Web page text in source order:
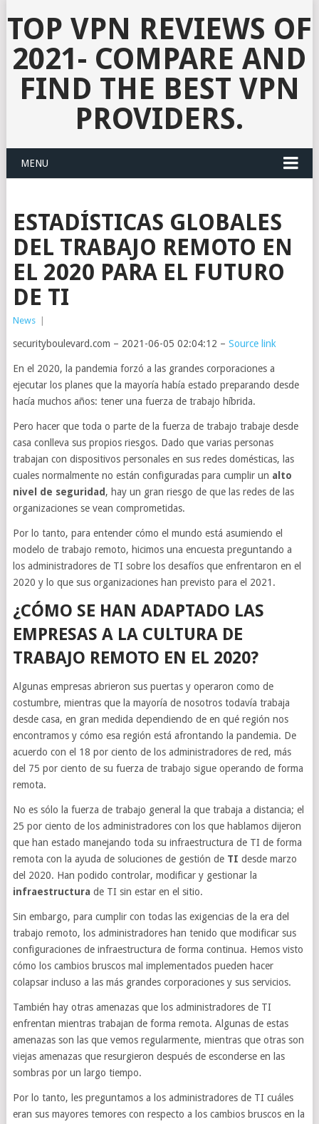
TOP VPN REVIEWS OF
2021- COMPARE AND
FIND THE BEST VPN
PROVIDERS.
MENU
ESTADÍSTICAS GLOBALES
DEL TRABAJO REMOTO EN
EL 2020 PARA EL FUTURO
DE TI
News
securityboulevard.com – 2021-06-05 02:04:12 – Source link
En el 2020, la pandemia forzó a las grandes corporaciones a
ejecutar los planes que la mayoría había estado preparando desde
hacía muchos años: tener una fuerza de trabajo híbrida.
Pero hacer que toda o parte de la fuerza de trabajo trabaje desde
casa conlleva sus propios riesgos. Dado que varias personas
trabajan con dispositivos personales en sus redes domésticas, las
cuales normalmente no están configuradas para cumplir un alto
nivel de seguridad , hay un gran riesgo de que las redes de las
organizaciones se vean comprometidas.
Por lo tanto, para entender cómo el mundo está asumiendo el
modelo de trabajo remoto, hicimos una encuesta preguntando a
los administradores de TI sobre los desafíos que enfrentaron en el
2020 y lo que sus organizaciones han previsto para el 2021.
¿CÓMO SE HAN ADAPTADO LAS
EMPRESAS A LA CULTURA DE
TRABAJO REMOTO EN EL 2020?
Algunas empresas abrieron sus puertas y operaron como de
costumbre, mientras que la mayoría de nosotros todavía trabaja
desde casa, en gran medida dependiendo de en qué región nos
encontramos y cómo esa región está afrontando la pandemia. De
acuerdo con el 18 por ciento de los administradores de red, más
del 75 por ciento de su fuerza de trabajo sigue operando de forma
remota.
No es sólo la fuerza de trabajo general la que trabaja a distancia; el
25 por ciento de los administradores con los que hablamos dijeron
que han estado manejando toda su infraestructura de TI de forma
remota con la ayuda de soluciones de gestión de TI desde marzo
del 2020. Han podido controlar, modificar y gestionar la
infraestructura de TI sin estar en el sitio.
Sin embargo, para cumplir con todas las exigencias de la era del
trabajo remoto, los administradores han tenido que modificar sus
configuraciones de infraestructura de forma continua. Hemos visto
cómo los cambios bruscos mal implementados pueden hacer
colapsar incluso a las más grandes corporaciones y sus servicios.
También hay otras amenazas que los administradores de TI
enfrentan mientras trabajan de forma remota. Algunas de estas
amenazas son las que vemos regularmente, mientras que otras son
viejas amenazas que resurgieron después de esconderse en las
sombras por un largo tiempo.
Por lo tanto, les preguntamos a los administradores de TI cuáles
eran sus mayores temores con respecto a los cambios bruscos en la